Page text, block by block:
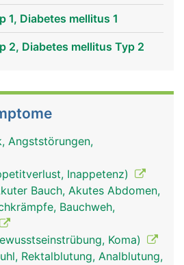
1, Diabetes mellitus 1
2, Diabetes mellitus Typ 2
Angststörungen,
Inappetenz)
Bauch, Akutes Abdomen,
Bauchweh,
Koma)
Rektalblutung, Analblutung,